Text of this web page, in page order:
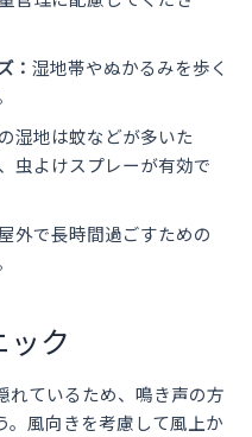
： 湿地帯やぬかるみを歩く
湿地は蚊などが多いた
虫よけスプレーが有効で
外で長時間過ごすための
ク
れているため、鳴き声の方
。風向きを考慮して風上か